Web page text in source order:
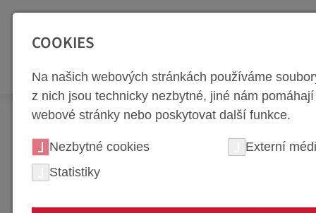
Zur Top Navigation springen [Alt+1]Zur Hauptnavigation
Newsroom Firemní blog Kariérní průvodce
ÚSPĚŠNOST PŘI
12. července 2024
COOKIES
Na našich webových stránkách používáme
z nich jsou technicky nezbytné, jiné nám
webové stránky nebo poskytovat další funkce.
Nezbytné cookies
Externí
Statistiky